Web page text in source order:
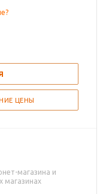
ЦЕНЫ
магазина и
магазинах